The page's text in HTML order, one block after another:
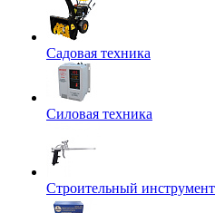
Садовая техника
Силовая техника
Строительный инструмент